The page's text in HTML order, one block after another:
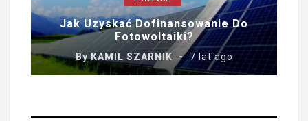
Jak Uzyskać Dofinansowanie Do
Fotowoltaiki?
ByKAMIL SZARNIK 7 lat ago